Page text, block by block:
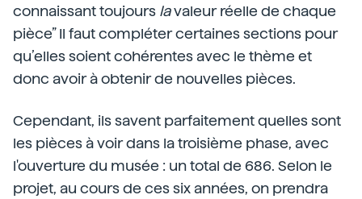
connaissant toujours lavaleur réelle de chaque
pièce” Il faut compléter certaines sections pour
qu’elles soient cohérentes avec le thème et
donc avoir à obtenir de nouvelles pièces.
Cependant, ils savent parfaitement quelles sont
les pièces à voir dans la troisième phase, avec
l'ouverture du musée : un total de 686. Selon le
projet, au cours de ces six années, on prendra